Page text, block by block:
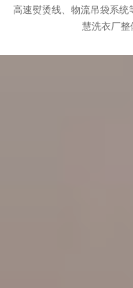
高速熨烫线、物流吊袋系
慧洗衣厂整